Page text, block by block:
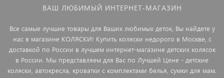
ВАШ ЛЮБИМЫЙ ИНТЕРНЕТ-МАГАЗИН
Все самые лучшие товары для Ваших любимых деток, Вы найдете у
нас в магазине КОЛЯСКИ! Купить коляски недорого в Москве, с
доставкой по России в лучшем интернет-магазине детских колясок
в России. Мы представляем для Вас по Лучшей Цене - детские
коляски, автокресла, кроватки с комплектами белья, сумки для мам.